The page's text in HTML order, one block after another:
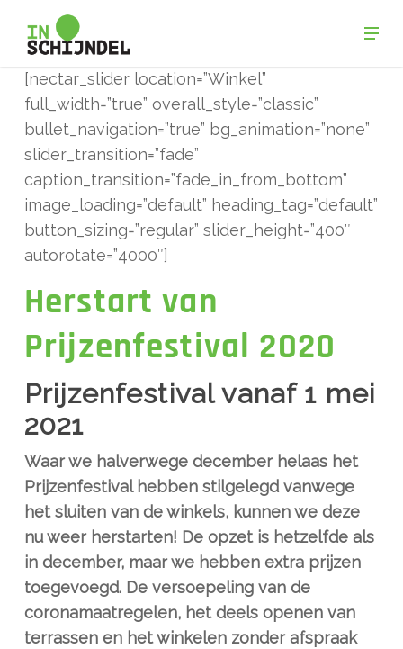
content
[nectar_slider location=”Winkel”
full_width=”true” overall_style=”classic”
bullet_navigation=”true” bg_animation=”none”
slider_transition=”fade”
caption_transition=”fade_in_from_bottom”
image_loading=”default” heading_tag=”default”
button_sizing=”regular” slider_height=”400″
autorotate=”4000″]
Herstart van
Prijzenfestival 2020
Prijzenfestival vanaf 1 mei
2021
Waar we halverwege december helaas het
Prijzenfestival hebben stilgelegd vanwege
het sluiten van de winkels, kunnen we deze
nu weer herstarten! De opzet is hetzelfde als
in december, maar we hebben extra prijzen
toegevoegd. De versoepeling van de
coronamaatregelen, het deels openen van
terrassen en het winkelen zonder afspraak